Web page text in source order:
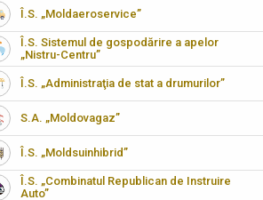
Î.S. „Moldaeroservice”
Î.S. Sistemul de gospodărire a apelor
„Nistru-Centru”
Î.S. „Administraţia de stat a drumurilor”
S.A. „Moldovagaz”
Î.S. „Moldsuinhibrid”
Î.S. „Combinatul Republican de Instruire
Auto”